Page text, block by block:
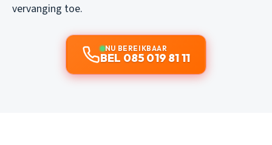
vervanging toe.
NU BEREIKBAAR
BEL 085 019 81 11